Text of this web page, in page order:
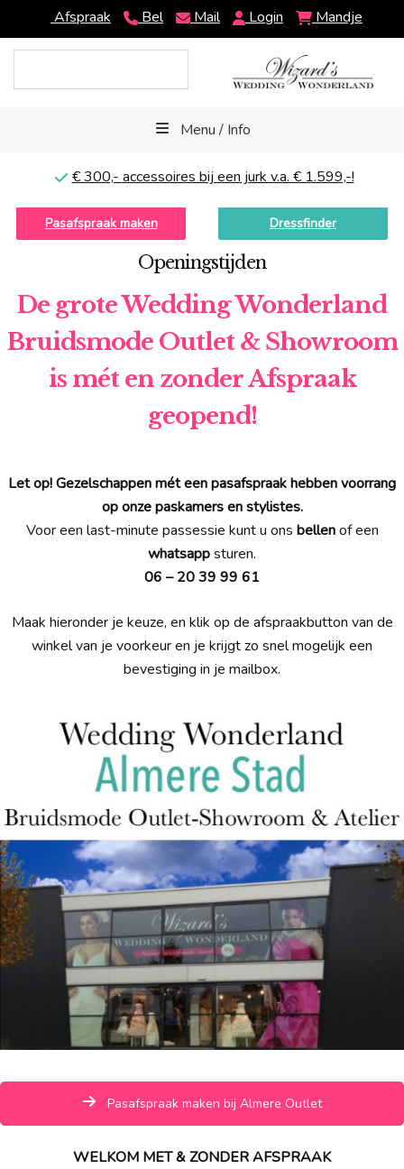
Afspraak Bel Mail Login Mandje
Menu / Info
€ 300,- accessoires bij een jurk v.a. € 1.599,-!
Pasafspraak maken Dressfinder
Openingstijden
De grote Wedding Wonderland
Bruidsmode Outlet & Showroom
is mét en zonder Afspraak
geopend!
Let op! Gezelschappen mét een pasafspraak hebben voorrang
op onze paskamers en stylistes.
Voor een last-minute passessie kunt u ons bellenof een
whatsappsturen.
06 – 20 39 99 61
Maak hieronder je keuze, en klik op de afspraakbutton van de
winkel van je voorkeur en je krijgt zo snel mogelijk een
bevestiging in je mailbox.
Pasafspraak maken bij Almere Outlet
WELKOM MET & ZONDER AFSPRAAK